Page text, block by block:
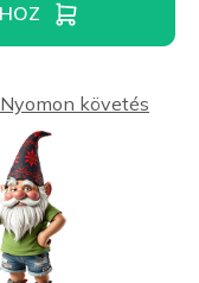
Nyomon követés